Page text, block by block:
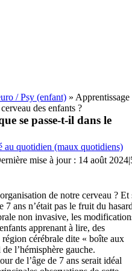
/ Psy (enfant)» Apprentissage
des enfants ?
se passe-t-il dans le
au quotidien (maux quotidiens)
mise à jour : 14 août 2024|
de notre cerveau ? Et
7 ans n’était pas le fruit du
non invasive, les
apprenant à lire, des
cérébrale dite « boîte aux
l’hémisphère gauche.
de l’âge de 7 ans serait idéal